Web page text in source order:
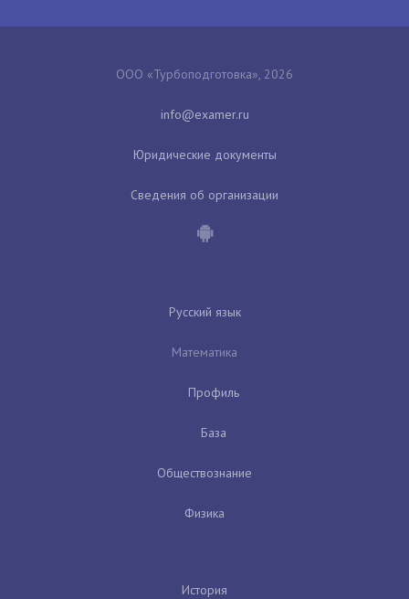
ООО «Турбоподготовка», 2026
Юридические документы
Сведения об организации
Русский язык
Математика
Профиль
База
Обществознание
Физика
История